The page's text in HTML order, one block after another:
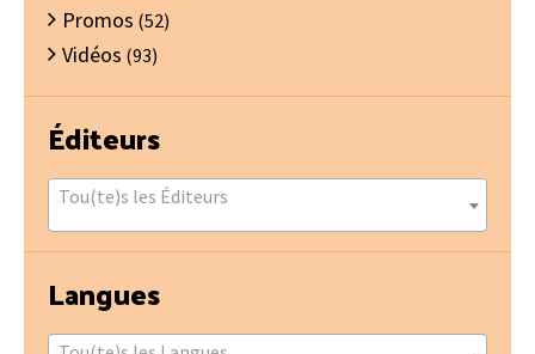
Promos (52)
Vidéos (93)
Éditeurs
Tou(te)s les Éditeurs
Langues